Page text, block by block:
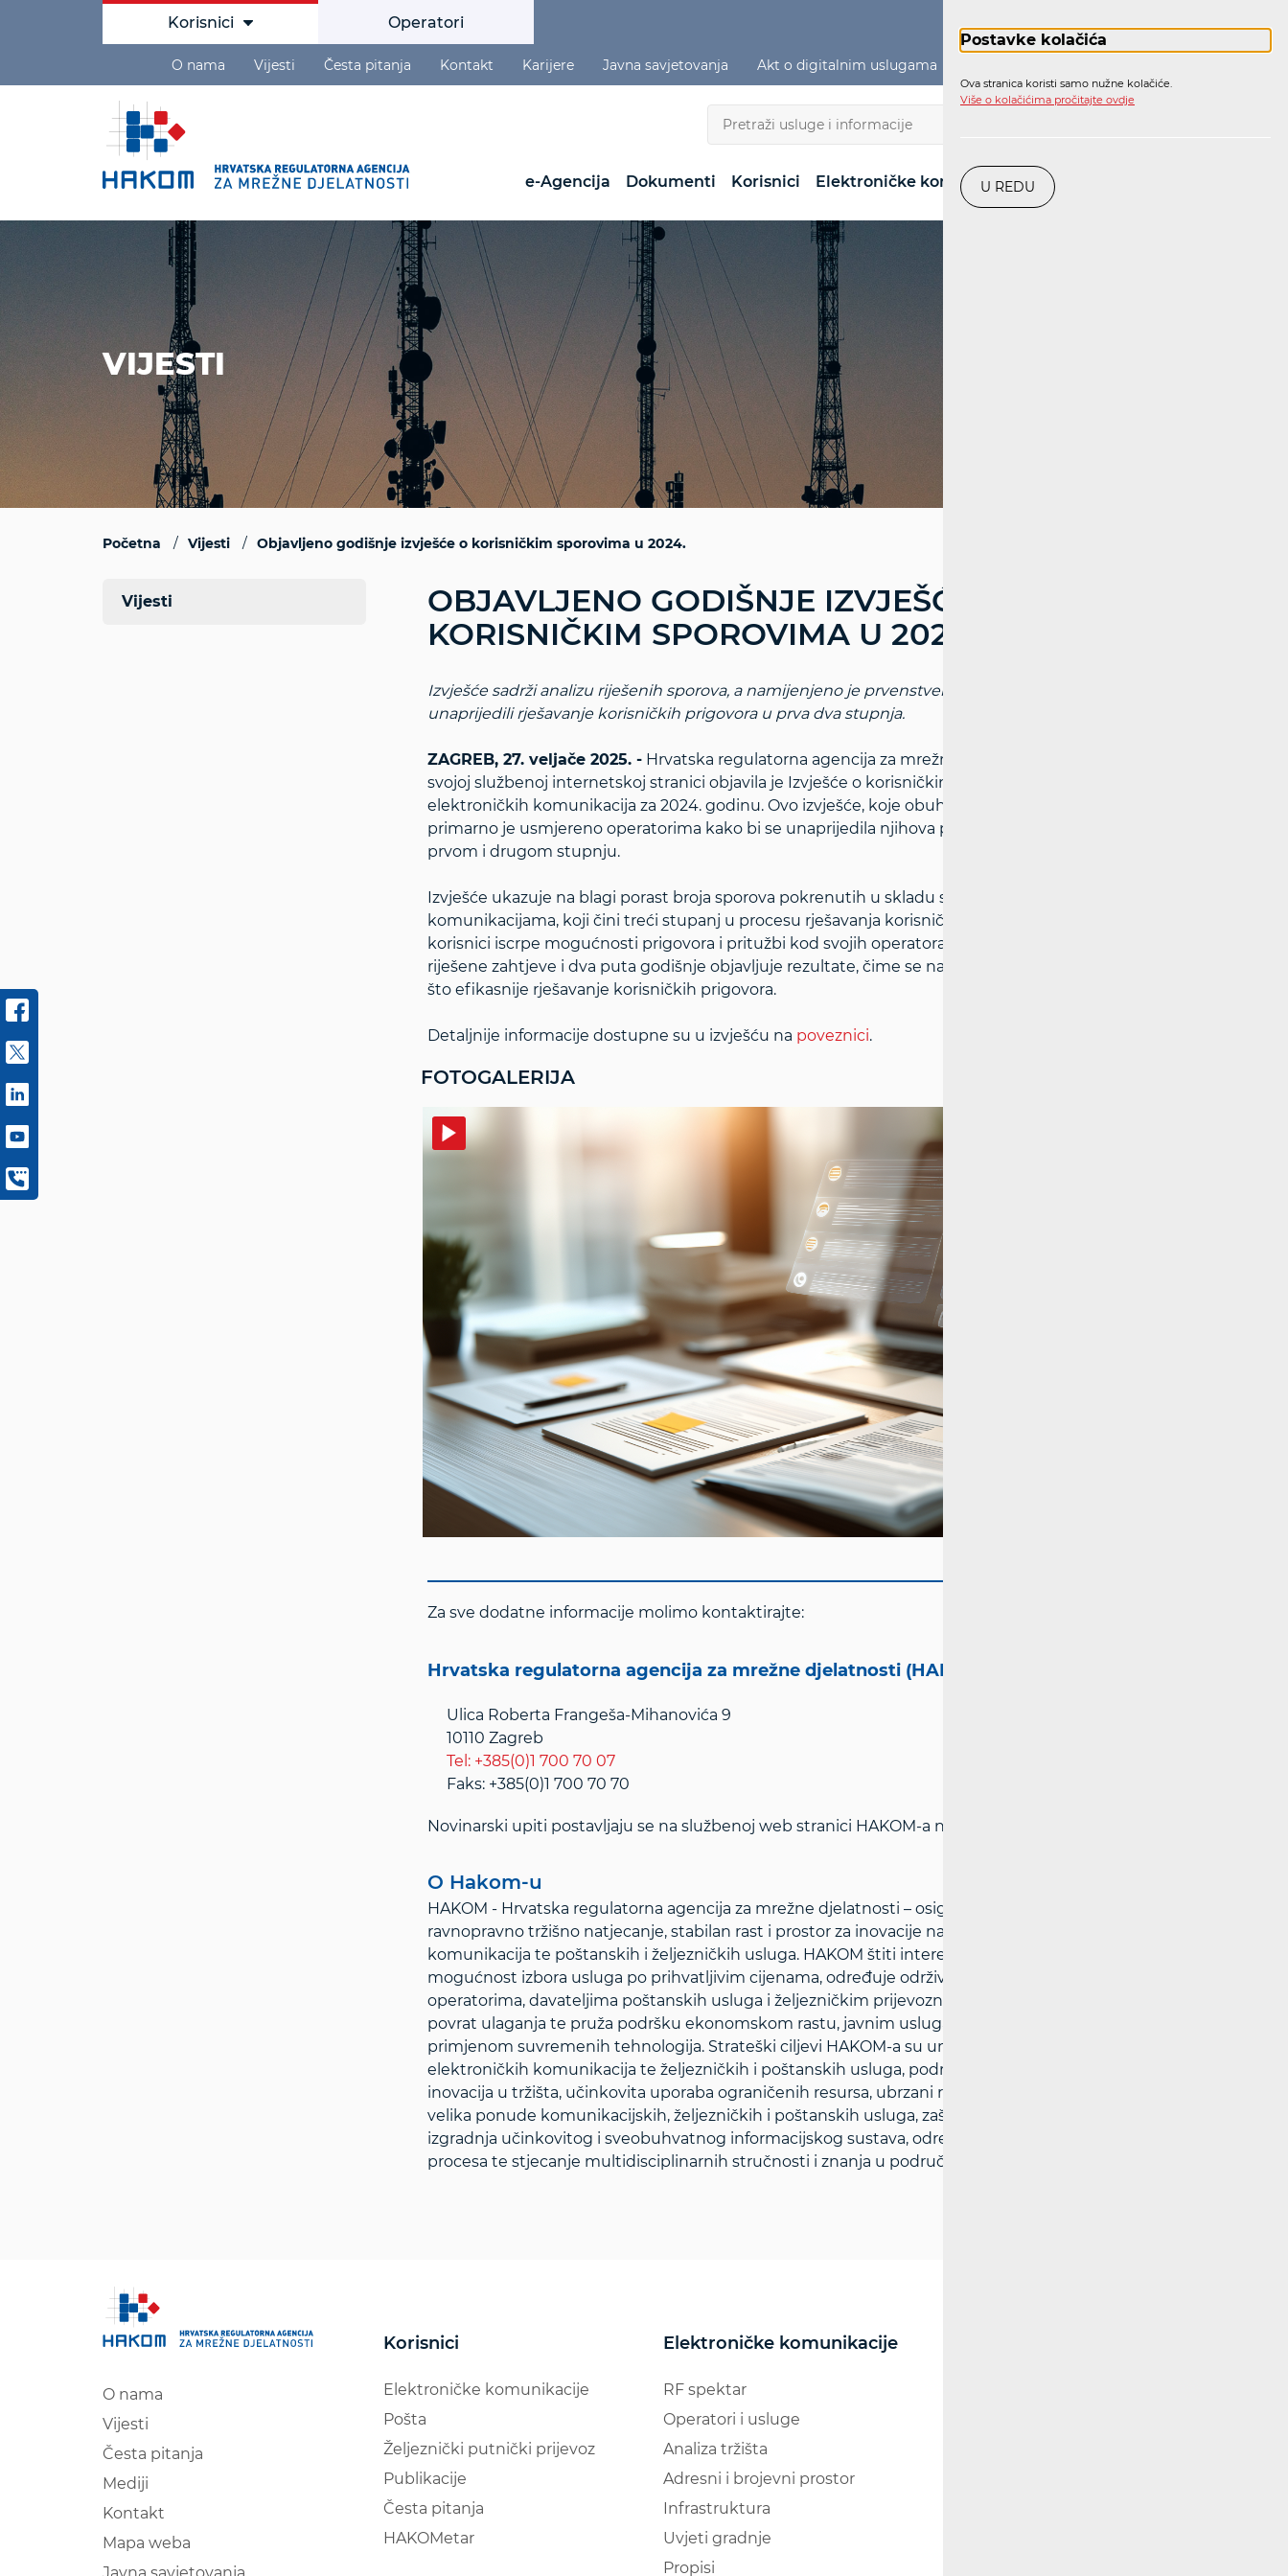
Postavke kolačića
Ova stranica koristi samo nužne kolačiće.
Više o kolačićima pročitajte ovdje
U REDU
Korisnici Operatori
O nama Vijesti Česta pitanja Kontakt Karijere Javna savjetovanja Akt o digitalnim uslugama
e-Agencija Dokumenti Korisnici Elektroničke komunikacije Pošta
VIJESTI
Početna Vijesti Objavljeno godišnje izvješće o korisničkim sporovima u 2024.
OBJAVLJENO GODIŠNJE IZVJEŠĆE O
KORISNIČKIM SPOROVIMA U 2024.
Izvješće sadrži analizu riješenih sporova, a namijenjeno je prvenstveno operatorima, kako bi
unaprijedili rješavanje korisničkih prigovora u prva dva stupnja.
ZAGREB, 27. veljače 2025. - Hrvatska regulatorna agencija za mrežne djelatnosti (HAKOM) na
svojoj službenoj internetskoj stranici objavila je Izvješće o korisničkim sporovima s operatorima
elektroničkih komunikacija za 2024. godinu. Ovo izvješće, koje obuhvaća analizu riješenih sporova,
primarno je usmjereno operatorima kako bi se unaprijedila njihova praksa u rješavanju sporova u
prvom i drugom stupnju.
Izvješće ukazuje na blagi porast broja sporova pokrenutih u skladu sa Zakonom o elektroničkim
komunikacijama, koji čini treći stupanj u procesu rješavanja korisničkih zahtjeva, nakon što
korisnici iscrpe mogućnosti prigovora i pritužbi kod svojih operatora. HAKOM redovito analizira
riješene zahtjeve i dva puta godišnje objavljuje rezultate, čime se nastoji potaknuti operatore na
što efikasnije rješavanje korisničkih prigovora.
Detaljnije informacije dostupne su u izvješću na poveznici.
FOTOGALERIJA
Za sve dodatne informacije molimo kontaktirajte:
Hrvatska regulatorna agencija za mrežne djelatnosti (HAKOM)
Ulica Roberta Frangeša-Mihanovića 9
10110 Zagreb
Tel: +385(0)1 700 70 07
Faks: +385(0)1 700 70 70
Novinarski upiti postavljaju se na službenoj web stranici HAKOM-a na adresi:
O Hakom-u
HAKOM - Hrvatska regulatorna agencija za mrežne djelatnosti – osigurava pretpostavke za
ravnopravno tržišno natjecanje, stabilan rast i prostor za inovacije na tržištima elektroničkih
komunikacija te poštanskih i željezničkih usluga. HAKOM štiti interese korisnika i osigurava
mogućnost izbora usluga po prihvatljivim cijenama, određuje održive konkurentne uvjete
operatorima, davateljima poštanskih usluga i željezničkim prijevoznicima uz pravedne uvjete za
povrat ulaganja te pruža podršku ekonomskom rastu, javnim uslugama i kakvoći života u RH
primjenom suvremenih tehnologija. Strateški ciljevi HAKOM-a su unaprjeđenje regulacije tržišta
elektroničkih komunikacija te željezničkih i poštanskih usluga, podržavanje rasta ulaganja i
inovacija u tržišta, učinkovita uporaba ograničenih resursa, ubrzani rast širokopojasnih usluga,
velika ponude komunikacijskih, željezničkih i poštanskih usluga, zaštita i informiranje korisnika,
izgradnja učinkovitog i sveobuhvatnog informacijskog sustava, određivanje i ugradnja učinkovitih
procesa te stjecanje multidisciplinarnih stručnosti i znanja u području reguliranja tržišta.
Vijesti
O nama
Vijesti
Česta pitanja
Mediji
Kontakt
Mapa weba
Korisnici
Elektroničke komunikacije
Pošta
Željeznički putnički prijevoz
Publikacije
Česta pitanja
HAKOMetar
Elektroničke komunikacije
RF spektar
Operatori i usluge
Analiza tržišta
Adresni i brojevni prostor
Infrastruktura
Uvjeti gradnje
Propisi